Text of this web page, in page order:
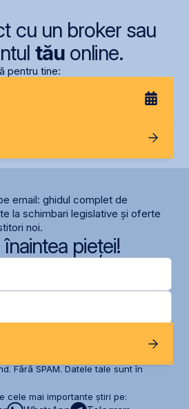
cu un broker sau
tăuonline.
pentru tine:
email: ghidul complet de
la schimbari legislative și oferte
noi.
pieței!
Fără SPAM. Datele tale sunt în
cele mai importante știri pe: